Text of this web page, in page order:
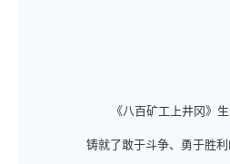
《八百矿工上井冈》
铸就了敢于斗争、勇于胜